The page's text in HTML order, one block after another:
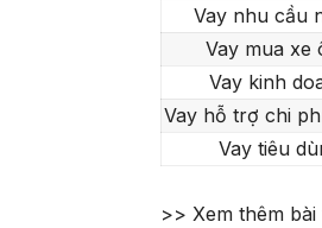
Vay nhu cầu
Vay mua xe
Vay kinh
Vay hỗ trợ chi
Vay tiêu
>> Xem thêm